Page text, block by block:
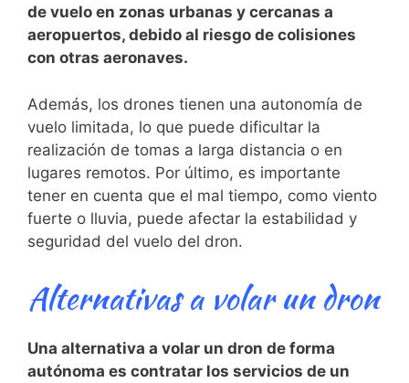
de vuelo en zonas ‌urbanas y cercanas a‌
aeropuertos, debido al riesgo​ de colisiones ​
con otras‌ aeronaves.
Además,⁤ los drones tienen una autonomía de
vuelo limitada, lo que ‍puede dificultar la
realización de ⁤tomas a larga distancia o en
lugares remotos. Por⁣ último, es importante
tener ⁣en cuenta que el mal ‍tiempo, como viento
fuerte o lluvia, puede afectar la estabilidad y
seguridad del vuelo del dron.
Alternativas a volar un dron
Una alternativa a‍ volar un dron⁤ de forma
autónoma es contratar los servicios de un